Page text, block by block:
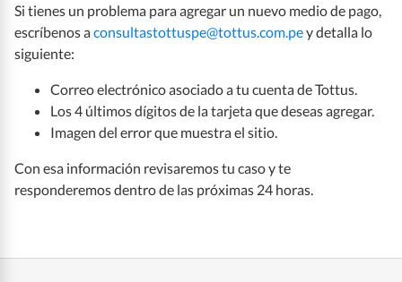
Si tienes un problema para agregar un nuevo medio de pago,
escríbenos aconsultastottuspe@tottus.com.pey detalla lo
siguiente:
Correo electrónico asociado a tu cuenta de Tottus.
Los 4 últimos dígitos de la tarjeta que deseas agregar.
Imagen del error que muestra el sitio.
Con esa información revisaremos tu caso y te
responderemos dentro de las próximas 24 horas.